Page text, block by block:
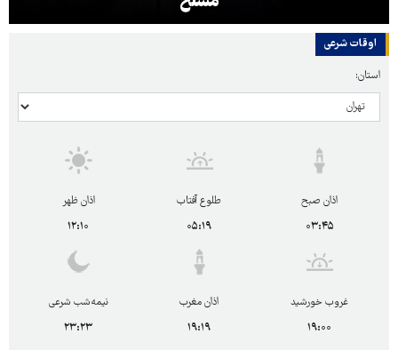
اوقات شرعی
استان:
اذان صبح
۰۳:۴۵
طلوع آفتاب
۰۵:۱۹
اذان ظهر
۱۲:۱۰
غروب خورشید
۱۹:۰۰
اذان مغرب
۱۹:۱۹
نیمه‌شب شرعی
۲۳:۲۳